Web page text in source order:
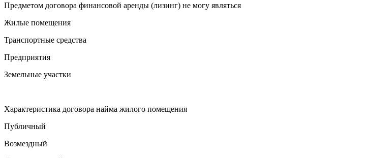
Предметом договора финансовой аренды (лизинг) не могу являться
Жилые помещения
Транспортные средства
Предприятия
Земельные участки
Характеристика договора найма жилого помещения
Публичный
Возмездный